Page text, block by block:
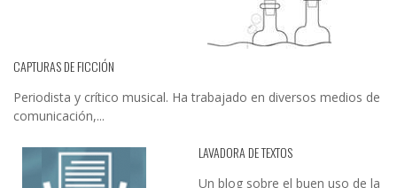
CAPTURAS DE FICCIÓN
Periodista y crítico musical. Ha trabajado en diversos medios de
comunicación,...
LAVADORA DE TEXTOS
Un blog sobre el buen uso de la